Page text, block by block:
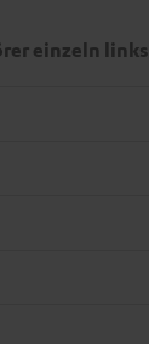
einzeln links